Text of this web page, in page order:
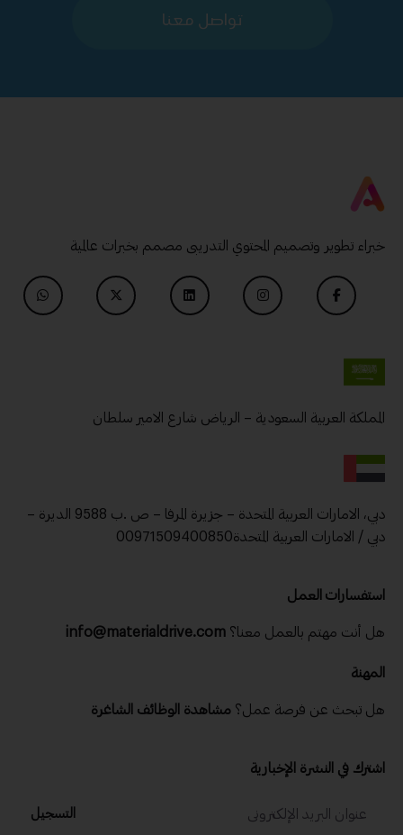
تواصل معنا
خبراء تطوير وتصميم المحتوي التدريبى مصمم بخبرات عالمية
المملكة العربية السعودية – الرياض شارع الامير سلطان
دبي، الامارات العربية المتحدة – جزيرة المرفا – ص .ب 9588 الديرة –
دبي / الامارات العربية المتحدة00971509400850
استفسارات العمل
هل أنت مهتم بالعمل معنا؟ info@materialdrive.com
المهنة
هل تبحث عن فرصة عمل؟ مشاهدة الوظائف الشاغرة
اشترك في النشرة الإخبارية
التسجيل